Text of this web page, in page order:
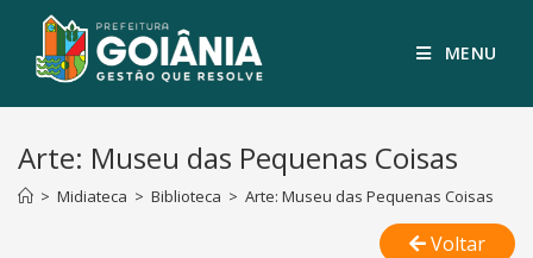
MENU
Arte: Museu das Pequenas Coisas
> Midiateca > Biblioteca > Arte: Museu das Pequenas Coisas
Voltar